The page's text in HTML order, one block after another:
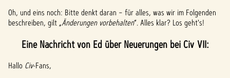
Oh, und eins noch: Bitte denkt daran – für alles, was wir im Folgenden
beschreiben, gilt „Änderungen vorbehalten“. Alles klar? Los geht's!
Eine Nachricht von Ed über Neuerungen bei Civ VII:
Hallo Civ-Fans,